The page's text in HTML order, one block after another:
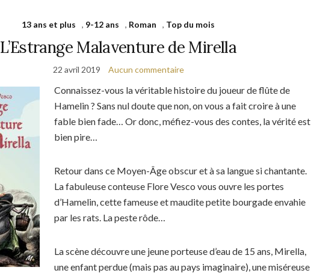
13 ans et plus , 9-12 ans , Roman , Top du mois
L’Estrange Malaventure de Mirella
22 avril 2019 Aucun commentaire
Connaissez-vous la véritable histoire du joueur de flûte de
Hamelin ? Sans nul doute que non, on vous a fait croire à une
fable bien fade… Or donc, méfiez-vous des contes, la vérité est
bien pire…
Retour dans ce Moyen-Âge obscur et à sa langue si chantante.
La fabuleuse conteuse Flore Vesco vous ouvre les portes
d’Hamelin, cette fameuse et maudite petite bourgade envahie
par les rats. La peste rôde…
La scène découvre une jeune porteuse d’eau de 15 ans, Mirella,
une enfant perdue (mais pas au pays imaginaire), une miséreuse